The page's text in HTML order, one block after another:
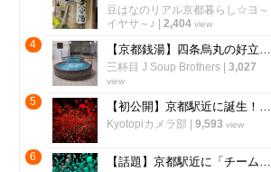
豆はなのリアル京都暮らし☆ヨ～
イヤサ～♪
2,404 view
4 【京都銭湯】四条烏丸の好立地！祇園祭合間にサッパリ一風呂☆サウナ＆露天風呂充実「白山湯」
三杯目 J Soup Brothers| 3,027
view
5 【初公開】京都駅近に誕生！「チームラボ」の最新巨大アート空間を一足先に体験
Kyotopiカメラ部 9,593 view
6 【話題】京都駅近に「チームラボ」が上陸！国内最大規模の新施設で体感する五感のアート空間